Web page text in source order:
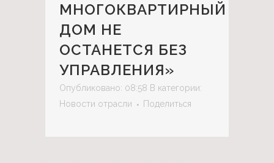
МНОГОКВАРТИРНЫЙ
ДОМ НЕ
ОСТАНЕТСЯ БЕЗ
УПРАВЛЕНИЯ»
Опубликовано: 08:58 В категории:
Новости отрасли
Поделиться